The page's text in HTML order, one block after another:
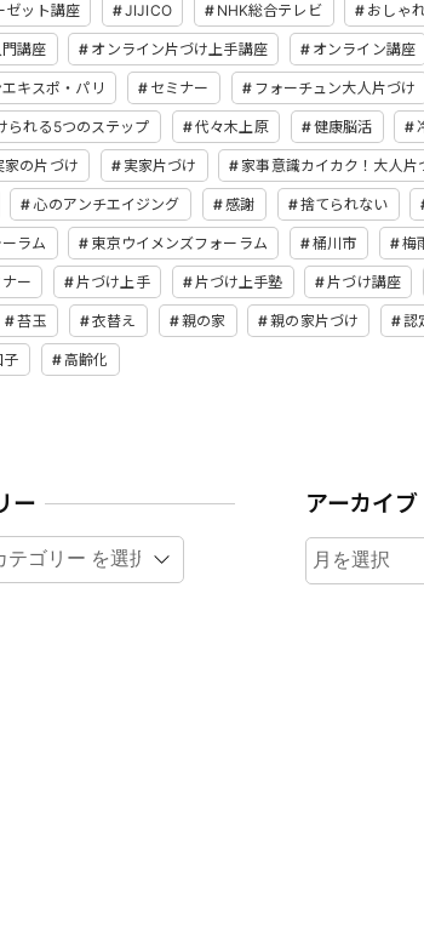
ゼット講座 JIJICO NHK総合テレビ おしゃ
講座 オンライン片づけ上手講座 オンライン講座
キスポ・パリ セミナー フォーチュン大人片づけ
られる5つのステップ 代々木上原 健康脳活
家の片づけ 実家片づけ 家事意識カイカク！大人片
心のアンチエイジング 感謝 捨てられない
ラム 東京ウイメンズフォーラム 桶川市 梅
ー 片づけ上手 片づけ上手塾 片づけ講座
苔玉 衣替え 親の家 親の家片づけ 認
子 高齢化
ー
ゴリー
アーカイブ
ア
ー